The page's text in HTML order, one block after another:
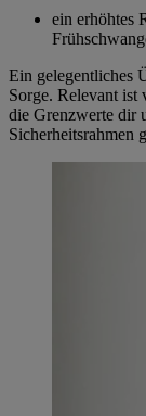
ein erhöhtes
Ein gelegentliches
Sorge. Relevant ist
die Grenzwerte dir
Sicherheitsrahmen